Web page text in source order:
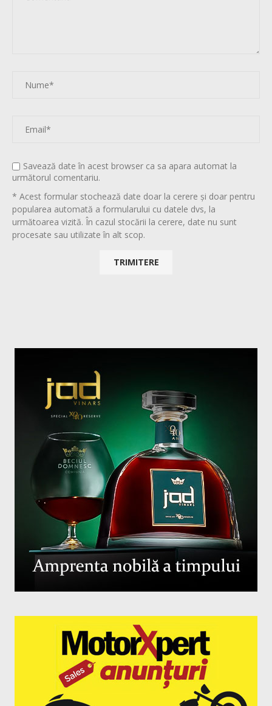
Savează date în acest browser ca sa apara automat la
următorul comentariu.
* Acest formular stochează date doar la cerere și doar pentru
popularea automată a formularului cu datele dvs, la
următoarea vizită. În cazul stocării la cerere, date nu sunt
procesate sau utilizate în alt scop.